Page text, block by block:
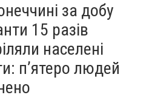
за добу
15 разів
населені
пʼятеро людей